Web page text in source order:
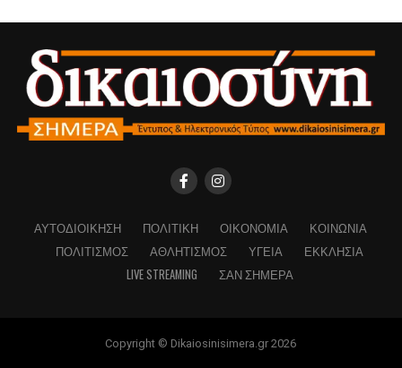
ΑΥΤΟΔΙΟΊΚΗΣΗ ΠΟΛΙΤΙΚΉ ΟΙΚΟΝΟΜΊΑ
ΚΟΙΝΩΝΊΑ
ΠΟΛΙΤΙΣΜΌΣ
ΑΘΛΗΤΙΣΜΌΣ ΥΓΕΊΑ
ΕΚΚΛΗΣΊΑ
LIVE STREAMING
ΣΑΝ ΣΉΜΕΡΑ
Copyright © Dikaiosinisimera.gr 2026